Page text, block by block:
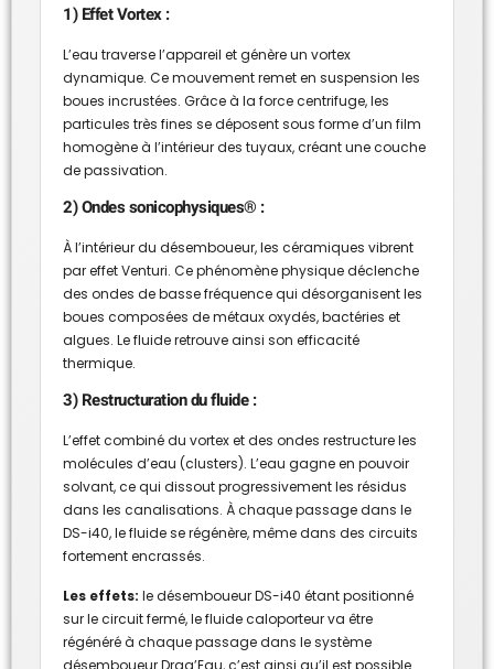
1) Effet Vortex :
L’eau traverse l’appareil et génère un vortex
dynamique. Ce mouvement remet en suspension les
boues incrustées. Grâce à la force centrifuge, les
particules très fines se déposent sous forme d’un film
homogène à l’intérieur des tuyaux, créant une couche
de passivation.
2) Ondes sonicophysiques® :
À l’intérieur du désemboueur, les céramiques vibrent
par effet Venturi. Ce phénomène physique déclenche
des ondes de basse fréquence qui désorganisent les
boues composées de métaux oxydés, bactéries et
algues. Le fluide retrouve ainsi son efficacité
thermique.
3) Restructuration du fluide :
L’effet combiné du vortex et des ondes restructure les
molécules d’eau (clusters). L’eau gagne en pouvoir
solvant, ce qui dissout progressivement les résidus
dans les canalisations. À chaque passage dans le
DS-i40, le fluide se régénère, même dans des circuits
fortement encrassés.
Les effets: le désemboueur DS-i40 étant positionné
sur le circuit fermé, le fluide caloporteur va être
régénéré à chaque passage dans le système
désemboueur Drag’Eau, c’est ainsi qu’il est possible